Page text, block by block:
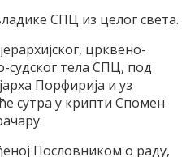
СПЦ из целог света.
црквено-
судског тела СПЦ, под
Порфирија и уз
сутра у крипти Спомен
Пословником о раду,